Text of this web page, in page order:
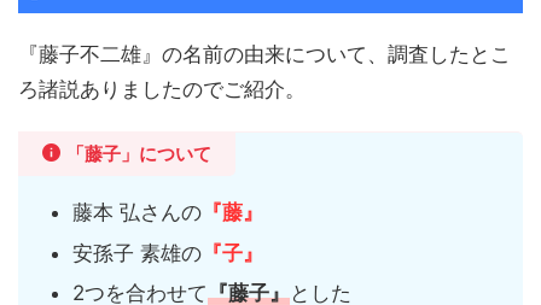
『藤子不二雄』の名前の由来について、調査したとこ
ろ諸説ありましたのでご紹介。
「藤子」について
藤本 弘さんの 『藤』
安孫子 素雄の 『子』
2つを合わせて『藤子』とした